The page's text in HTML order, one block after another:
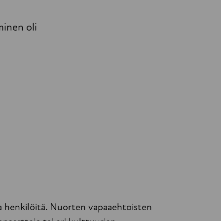
oli
henkilöitä. Nuorten vapaaehtoisten